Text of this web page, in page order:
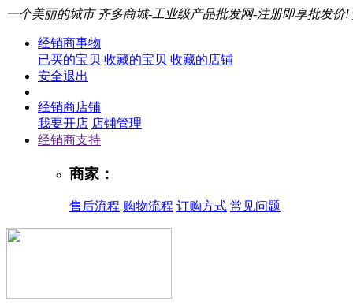
一个美丽的城市 齐多商城-工业级产品批发网-注册即享批发价!
经销商事物
已买的宝贝 收藏的宝贝 收藏的店铺
安全退出
经销商店铺
我要开店 店铺管理
经销商支持
商家：
售后流程 购物流程 订购方式 常见问题